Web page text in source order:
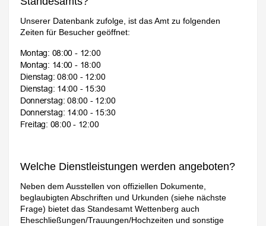
Unserer Datenbank zufolge, ist das Amt zu folgenden
Zeiten für Besucher geöffnet:
Welche Dienstleistungen werden angeboten?
Neben dem Ausstellen von offiziellen Dokumente,
beglaubigten Abschriften und Urkunden (siehe nächste
Frage) bietet das Standesamt Wettenberg auch
Eheschließungen/Trauungen/Hochzeiten und sonstige